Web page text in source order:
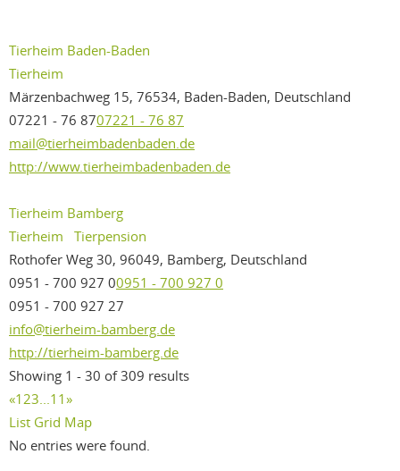
Tierheim Baden-Baden
Tierheim
Märzenbachweg 15, 76534, Baden-Baden, Deutschland
07221 - 76 8707221 - 76 87
mail@tierheimbadenbaden.de
http://www.tierheimbadenbaden.de
Tierheim Bamberg
Tierheim
Tierpension
Rothofer Weg 30, 96049, Bamberg, Deutschland
0951 - 700 927 00951 - 700 927 0
0951 - 700 927 27
info@tierheim-bamberg.de
http://tierheim-bamberg.de
Showing 1 - 30 of 309 results
«1 23 11»
List Grid Map
No entries were found.